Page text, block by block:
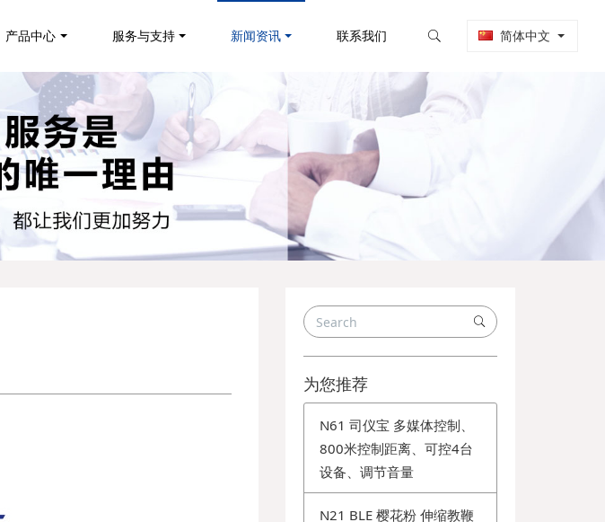
简体中文
产品中心 服务与支持 新闻资讯 联系我们
为您推荐
N61 司仪宝 多媒体控制、
800米控制距离、可控4台
设备、调节音量
N21 BLE 樱花粉 伸缩教鞭